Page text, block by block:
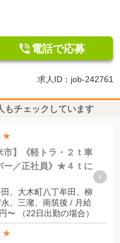
 電話で応募
求人ID：job-242761
もチェックしています
★
市】《軽トラ・２ｔ車
ー／正社員》★４ｔに
、大木町八丁牟田、柳
、三潴、南筑後 / 月給
〜 （22日出勤の場合）
★